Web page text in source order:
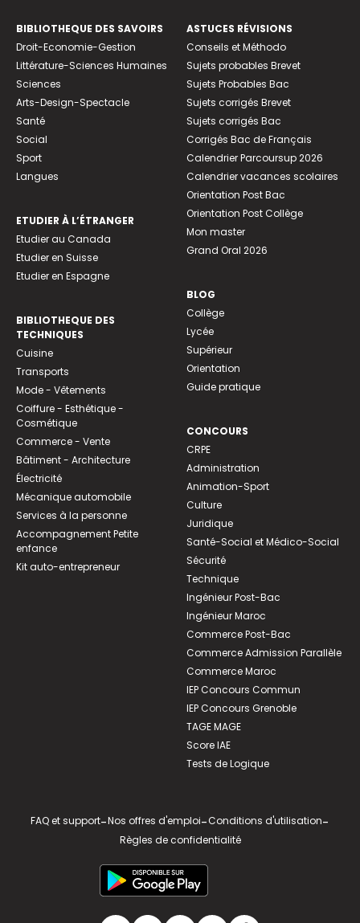
BIBLIOTHEQUE DES SAVOIRS
Droit-Economie-Gestion
Littérature-Sciences Humaines
Sciences
Arts-Design-Spectacle
Santé
Social
Sport
Langues
ETUDIER À L’ÉTRANGER
Etudier au Canada
Etudier en Suisse
Etudier en Espagne
BIBLIOTHEQUE DES
TECHNIQUES
Cuisine
Transports
Mode - Vêtements
Coiffure - Esthétique -
Cosmétique
Commerce - Vente
Bâtiment - Architecture
Électricité
Mécanique automobile
Services à la personne
Accompagnement Petite
enfance
Kit auto-entrepreneur
ASTUCES RÉVISIONS
Conseils et Méthodo
Sujets probables Brevet
Sujets Probables Bac
Sujets corrigés Brevet
Sujets corrigés Bac
Corrigés Bac de Français
Calendrier Parcoursup 2026
Calendrier vacances scolaires
Orientation Post Bac
Orientation Post Collège
Mon master
Grand Oral 2026
BLOG
Collège
Lycée
Supérieur
Orientation
Guide pratique
CONCOURS
CRPE
Administration
Animation-Sport
Culture
Juridique
Santé-Social et Médico-Social
Sécurité
Technique
Ingénieur Post-Bac
Ingénieur Maroc
Commerce Post-Bac
Commerce Admission Parallèle
Commerce Maroc
IEP Concours Commun
IEP Concours Grenoble
TAGE MAGE
Score IAE
Tests de Logique
FAQ et support-Nos offres d'emploi-Conditions d'utilisation-
Règles de confidentialité